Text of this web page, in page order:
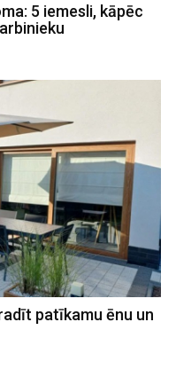
5 iemesli, kāpēc
patīkamu ēnu un